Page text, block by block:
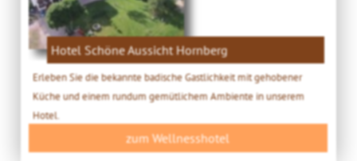
Hotel Schöne Aussicht Hornberg
Erleben Sie die bekannte badische Gastlichkeit mit gehobener
Küche und einem rundum gemütlichem Ambiente in unserem
Hotel.
zum Wellnesshotel